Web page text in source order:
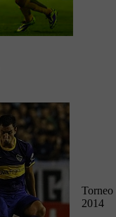
Torneo
2014